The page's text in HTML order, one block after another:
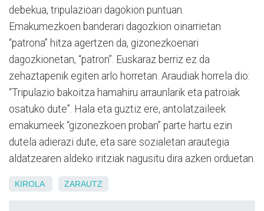
debekua, tripulazioari dagokion puntuan.
Emakumezkoen banderari dagozkion oinarrietan
“patrona” hitza agertzen da, gizonezkoenari
dagozkionetan, “patron”. Euskaraz berriz ez da
zehaztapenik egiten arlo horretan. Araudiak horrela dio:
“Tripulazio bakoitza hamahiru arraunlarik eta patroiak
osatuko dute”. Hala eta guztiz ere, antolatzaileek
emakumeek “gizonezkoen proban” parte hartu ezin
dutela adierazi dute, eta sare sozialetan arautegia
aldatzearen aldeko iritziak nagusitu dira azken orduetan.
KIROLA ZARAUTZ